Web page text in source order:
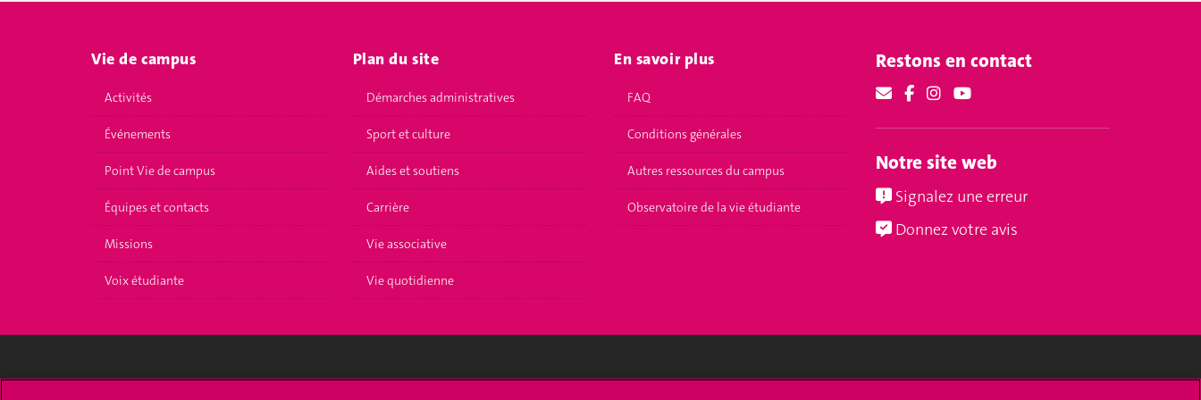
Vie de campus
Activités
Événements
Point Vie de campus
Équipes et contacts
Missions
Voix étudiante
Plan du site
Démarches administratives
Sport et culture
Aides et soutiens
Carrière
Vie associative
Vie quotidienne
En savoir plus
FAQ
Conditions générales
Autres ressources du campus
Observatoire de la vie étudiante
Restons en contact
Notre site web
Signalez une erreur
Donnez votre avis